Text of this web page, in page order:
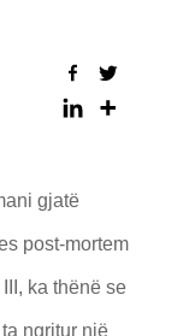
gjatë
post-mortem
ka thënë se
ngritur një